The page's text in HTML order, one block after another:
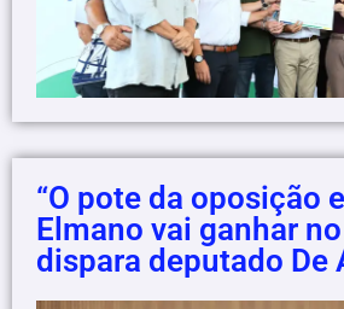
“O pote da oposição
Elmano vai ganhar
dispara deputado De